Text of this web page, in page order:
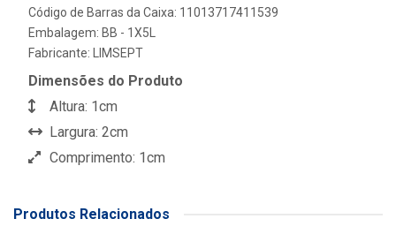
Código de Barras da Caixa: 11013717411539
Embalagem: BB - 1X5L
Fabricante:
LIMSEPT
Dimensões do Produto
Altura: 1cm
Largura: 2cm
Comprimento: 1cm
Produtos Relacionados